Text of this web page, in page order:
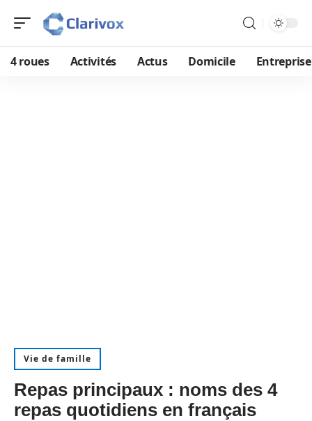
4 roues Activités Actus Domicile Entreprise
Vie de famille
Repas principaux : noms des 4
repas quotidiens en français